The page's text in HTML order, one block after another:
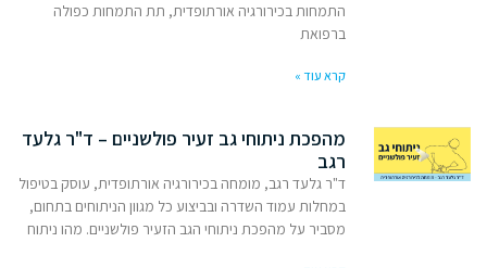
התמחות בכירורגיה אורתופדית, תת התמחות כפולה
ברפואת
קרא עוד »
מהפכת ניתוחי גב זעיר פולשניים – ד"ר גלעד
רגב
ד"ר גלעד רגב, מומחה בכירורגיה אורתופדית, עוסק בטיפול
במחלות עמוד השדרה ובביצוע כל מגוון הניתוחים בתחום,
מסביר על מהפכת ניתוחי הגב הזעיר פולשניים. מהו ניתוח